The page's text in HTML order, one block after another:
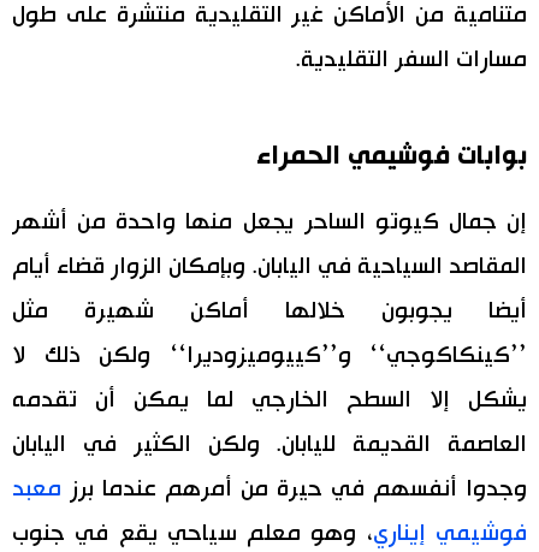
متنامية من الأماكن غير التقليدية منتشرة على طول
مسارات السفر التقليدية.
بوابات فوشيمي الحمراء
إن جمال كيوتو الساحر يجعل منها واحدة من أشهر
المقاصد السياحية في اليابان. وبإمكان الزوار قضاء أيام
أيضا يجوبون خلالها أماكن شهيرة مثل
’’كينكاكوجي‘‘ و’’كييوميزوديرا‘‘ ولكن ذلك لا
يشكل إلا السطح الخارجي لما يمكن أن تقدمه
العاصمة القديمة لليابان. ولكن الكثير في اليابان
وجدوا أنفسهم في حيرة من أمرهم عندما برز معبد
فوشيمي إيناري، وهو معلم سياحي يقع في جنوب